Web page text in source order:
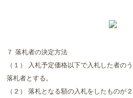
７ 落札者の決定方法
（１） 入札予定価格以下で入札した者の
落札者とする。
（２） 落札となる額の入札をしたものが